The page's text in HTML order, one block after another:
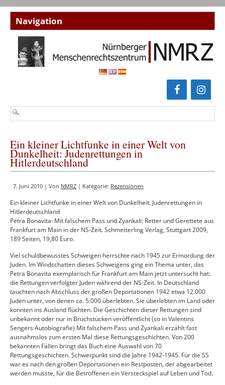
Ein kleiner Lichtfunke in einer Welt von
Dunkelheit: Judenrettungen in
Hitlerdeutschland
7. Juni 2010 | Von NMRZ | Kategorie: Rezensionen
Ein kleiner Lichtfunke in einer Welt von Dunkelheit: Judenrettungen in
Hitlerdeutschland
Petra Bonavita: Mit falschem Pass und Zyankali: Retter und Gerettete aus
Frankfurt am Main in der NS-Zeit. Schmetterling Verlag, Stuttgart 2009,
189 Seiten, 19,80 Euro.
Viel schuldbewusstes Schweigen herrschte nach 1945 zur Ermordung der
Juden. Im Windschatten dieses Schweigens ging ein Thema unter, das
Petra Bonavita exemplarisch für Frankfurt am Main jetzt untersucht hat:
die Rettungen verfolgter Juden während der NS-Zeit. In Deutschland
tauchten nach Abschluss der großen Deportationen 1942 etwa 12.000
Juden unter, von denen ca. 5.000 überlebten. Sie überlebten im Land oder
konnten ins Ausland flüchten. Die Geschichten dieser Rettungen sind
unbekannt oder nur in Bruchstücken veröffentlicht (so in Valentins
Sengers Autobiografie) Mit falschem Pass und Zyankali erzählt fast
ausnahmslos zum ersten Mal diese Rettungsgeschichten. Von 200
bekannten Fällen bringt das Buch eine Auswahl von 70
Rettungsgeschichten. Schwerpunkt sind die Jahre 1942-1945. Für die SS
war es nach den großen Deportationen ein Restposten, der abgearbeitet
werden musste, für die Betroffenen ein Versteckspiel auf Leben und Tod.